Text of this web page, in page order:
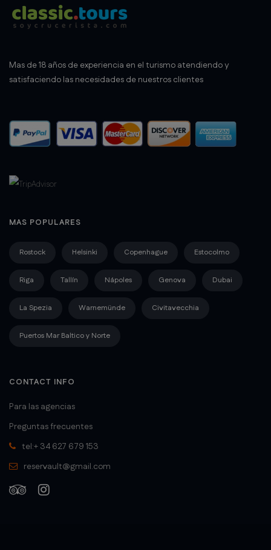
Mas de 18 años de experiencia en el turismo atendiendo y
satisfaciendo las necesidades de nuestros clientes
MAS POPULARES
Rostock Helsinki Copenhague Estocolmo
Riga Tallín Nápoles Genova Dubai
La Spezia Warnemünde Civitavecchia
Puertos Mar Baltico y Norte
CONTACT INFO
Para las agencias
Preguntas frecuentes
tel:+ 34 627 679 153
reservault@gmail.com